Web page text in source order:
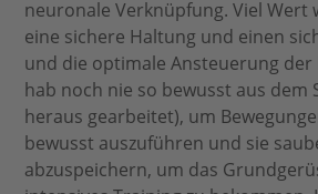
neuronale Verknüpfung. Viel Wert
eine sichere Haltung und einen
und die optimale Ansteuerung der
hab noch nie so bewusst aus dem
heraus gearbeitet), um
bewusst auszuführen und sie
abzuspeichern, um das